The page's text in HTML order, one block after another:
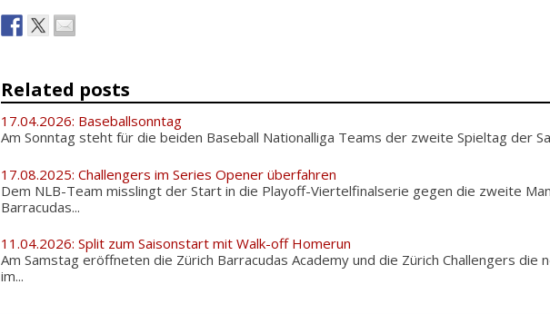
Related posts
17.04.2026: Baseballsonntag
Am Sonntag steht für die beiden Baseball Nationalliga Teams der zweite Spieltag der
17.08.2025: Challengers im Series Opener überfahren
Dem NLB-Team misslingt der Start in die Playoff-Viertelfinalserie gegen die zweite
Barracudas...
11.04.2026: Split zum Saisonstart mit Walk-off Homerun
Am Samstag eröffneten die Zürich Barracudas Academy und die Zürich Challengers die
im...